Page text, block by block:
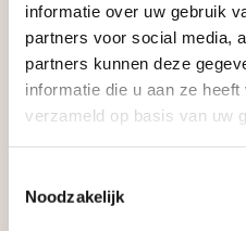
informatie over uw gebruik
partners voor social media,
partners kunnen deze
informatie die u aan ze
verzameld op basis van uw
Noodzakelijk
Zakelijke klant
Vego Tuinmaterialen is
voor zakelijke klanten op
infraproducten. Als
tuinmaterialen bieden
aan producten van
zakelijke mogelijkheden
Waardenburg en Vego
de vakantieperiode
zaterdag. Bekijk de
actuele openingstijden.